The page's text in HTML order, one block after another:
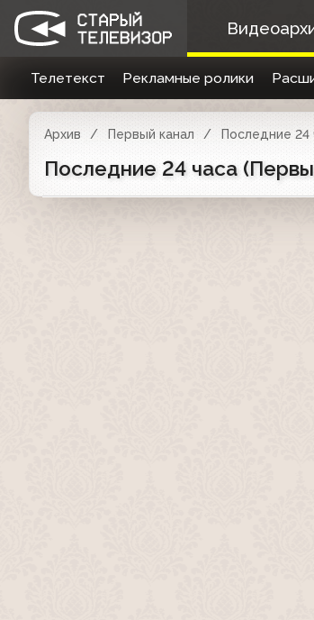
Телетекст Рекламные ролики
Архив Первый канал Последние 24
Последние 24 часа